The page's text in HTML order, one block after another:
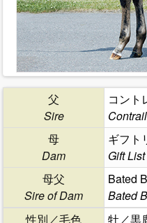
父
Sire
コント
Contrail
母
Dam
ギフト
Gift List
母父
Sire of Dam
Bated
Bated
性別／毛色
牡／黒